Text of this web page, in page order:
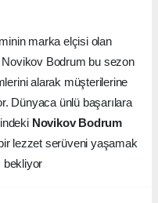
marka elçisi olan
Novikov Bodrum bu sezon
alarak müşterilerine
Dünyaca ünlü başarılara
Novikov Bodrum
lezzet serüveni yaşamak
bekliyor